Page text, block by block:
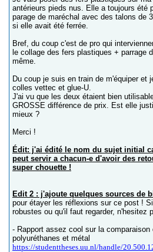
antérieurs pieds nus. Elle a toujours été
parage de maréchal avec des talons de
si elle avait été ferrée.
Bref, du coup c'est de pro qui
le collage des fers plastiques + parrage
même.
Du coup je suis en train de m'équiper et
colles vettec et glue-U.
J'ai vu que les deux étaient bien
GROSSE différence de prix. Est elle
mieux ?
Merci !
Édit: j'ai édité le nom du sujet initial
peut servir a chacun-e d'avoir des
super chouette !
Edit 2 : j'ajoute quelques sources de
pour étayer les réflexions sur ce post !
robustes ou qu'il faut regarder, n'hesitez
- Rapport assez cool sur la comparaison
polyuréthanes et métal
https://studenttheses.uu.nl/handle/